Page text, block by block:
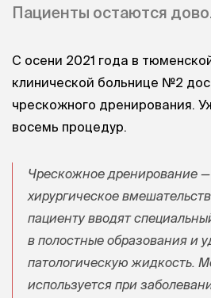
Пациенты остаются
С осени 2021 года в
клинической больнице №2
чрескожного дренирования.
восемь процедур.
Чрескожное дренирование
хирургическое
пациенту вводят
в полостные образования и
патологическую жидкость.
используется при